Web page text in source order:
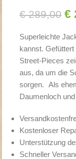
€289,00 €
Superleichte
kannst.
Street-Pieces
aus, da um die
sorgen. Als
Daumenloch
Kostenloser
Unterstützung
Schneller